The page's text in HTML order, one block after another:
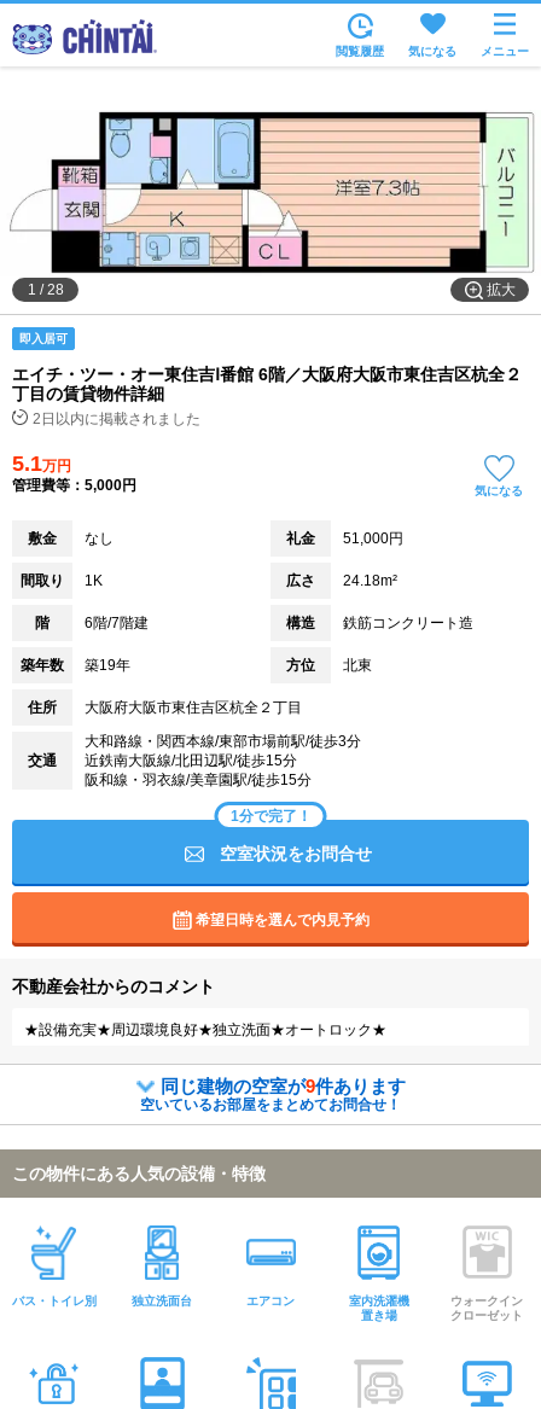
住所から
家賃相場から
通勤通学時間から
物件特集から
閲覧履歴 気になる メニュー
拡大
1 /28
即入居可
エイチ・ツー・オー東住吉Ⅰ番館 6階／大阪府大阪市東住吉区杭全２
丁目の賃貸物件詳細
2日以内に掲載されました
5.1万円
管理費等：5,000円
気になる
敷金 なし 礼金 51,000円
間取り 1K 広さ 24.18m²
階 6階/7階建 構造 鉄筋コンクリート造
築年数 築19年 方位 北東
住所 大阪府大阪市東住吉区杭全２丁目
交通
大和路線・関西本線/東部市場前駅/徒歩3分
近鉄南大阪線/北田辺駅/徒歩15分
阪和線・羽衣線/美章園駅/徒歩15分
1分で完了！
空室状況をお問合せ
希望日時を選んで内見予約
不動産会社からのコメント
★設備充実★周辺環境良好★独立洗面★オートロック★
同じ建物の空室が9件あります
空いているお部屋をまとめてお問合せ！
この物件にある人気の設備・特徴
バス・トイレ別 独立洗面台 エアコン
室内洗濯機
置き場
ウォークイン
クローゼット